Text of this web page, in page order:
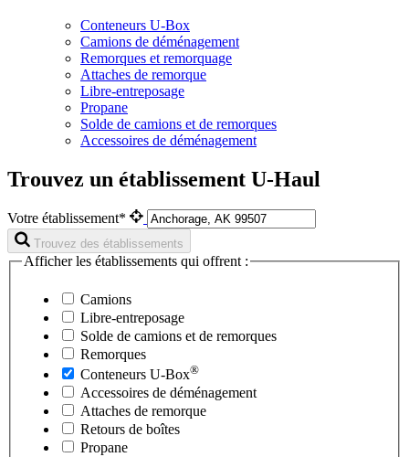
Conteneurs U-Box
Camions de déménagement
Remorques et remorquage
Attaches de remorque
Libre-entreposage
Propane
Solde de camions et de remorques
Accessoires de déménagement
Trouvez un établissement U-Haul
Votre établissement*
Trouvez des établissements
Afficher les établissements qui offrent :
Camions
Libre-entreposage
Solde de camions et de remorques
Remorques
Conteneurs U-Box®
Accessoires de déménagement
Attaches de remorque
Retours de boîtes
Propane